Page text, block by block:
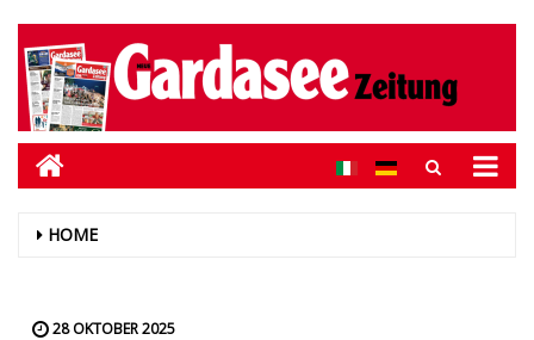
HOME
28 OKTOBER 2025